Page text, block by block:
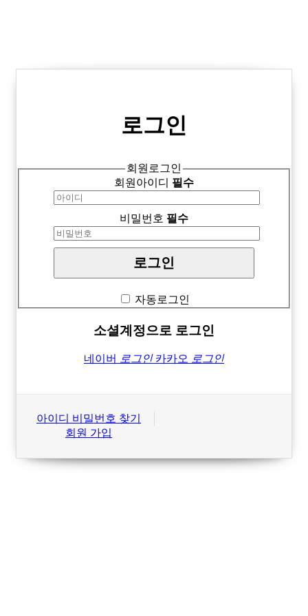
로그인
회원로그인
회원아이디 필수
비밀번호 필수
자동로그인
소셜계정으로 로그인
네이버 로그인 카카오 로그인
아이디 비밀번호 찾기
회원 가입